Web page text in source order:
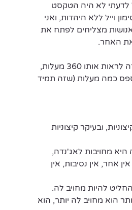
לדעתי לא היה הטקסט
וייל ללא היהדות, ואני
מצליחים לפתח את
האחר.
אותו 360 מעלות,
כמה מעלות (שזה תמיד
ובעיקר קיצוניות
מחויבות לאג'נדה,
אחר, אין נסיבות, אין
להיות מחויב לה.
הוא מחויב לה יותר, הוא